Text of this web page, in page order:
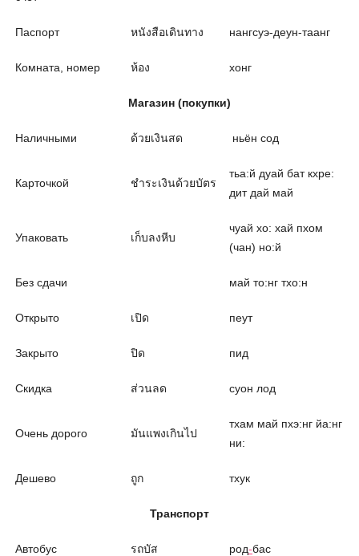
Паспорт หนังสือเดินทาง нангсуэ-деун-таанг
Комната, номер ห้อง хонг
Магазин (покупки)
Наличными ด้วยเงินสด ньён сод
Карточкой ชำระเงินด้วยบัตร
тьа:й дуай бат кхре:
дит дай май
Упаковать เก็บลงหีบ
чуай хо: хай пхом
(чан) но:й
Без сдачи май то:нг тхо:н
Открыто เปิด пеут
Закрыто ปิด пид
Скидка ส่วนลด суон лод
Очень дорого มันแพงเกินไป
тхам май пхэ:нг йа:нг
ни:
Дешево ถูก тхук
Транспорт
Автобус รถบัส род-бас